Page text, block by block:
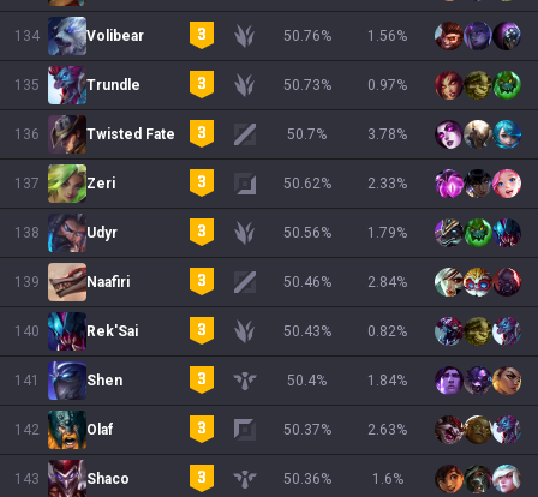
134 Volibear 50.76% 1.56%
135 Trundle 50.73% 0.97%
136 Twisted Fate 50.7% 3.78%
137 Zeri 50.62% 2.33%
138 Udyr 50.56% 1.79%
139 Naafiri 50.46% 2.84%
140 Rek'Sai 50.43% 0.82%
141 Shen 50.4% 1.84%
142 Olaf 50.37% 2.63%
143 Shaco 50.36% 1.6%